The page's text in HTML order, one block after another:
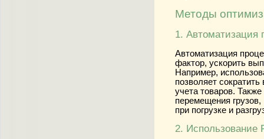
Методы
1. Автоматизация
Автоматизация
фактор, ускорить
Например,
позволяет
учета товаров.
перемещения грузов,
при погрузке и
2. Использование